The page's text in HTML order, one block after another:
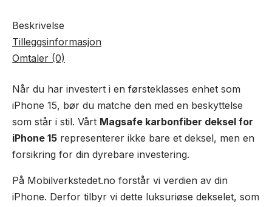
Beskrivelse
Tilleggsinformasjon
Omtaler (0)
Når du har investert i en førsteklasses enhet som
iPhone 15, bør du matche den med en beskyttelse
som står i stil. Vårt Magsafe karbonfiber deksel for
iPhone 15 representerer ikke bare et deksel, men en
forsikring for din dyrebare investering.
På Mobilverkstedet.no forstår vi verdien av din
iPhone. Derfor tilbyr vi dette luksuriøse dekselet, som